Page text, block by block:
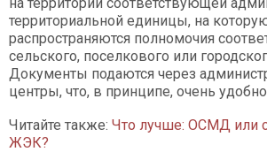
территориальной единицы, на
распространяются полномочия
сельского, поселкового или
Документы подаются через
центры, что, в принципе, очень
Читайте также: Что лучше: ОСМД или
ЖЭК?